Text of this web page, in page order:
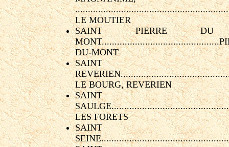
LE MOUTIER
SAINT PIERRE DU
DU-MONT
SAINT
LE BOURG, REVERIEN
SAINT
LES FORETS
SAINT